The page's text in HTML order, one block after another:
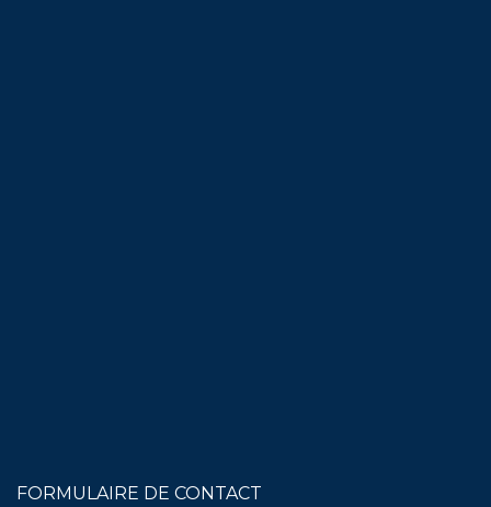
FORMULAIRE DE CONTACT